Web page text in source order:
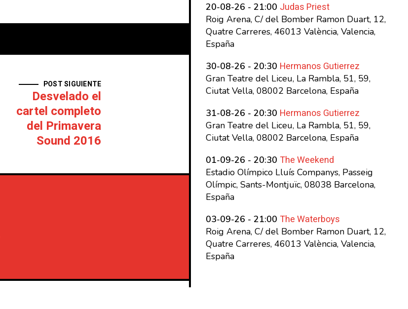
POST SIGUIENTE
Desvelado el
cartel completo
del Primavera
Sound 2016
20-08-26 - 21:00 Judas Priest
Roig Arena, C/ del Bomber Ramon Duart, 12,
Quatre Carreres, 46013 València, Valencia,
España
30-08-26 - 20:30 Hermanos Gutierrez
Gran Teatre del Liceu, La Rambla, 51, 59,
Ciutat Vella, 08002 Barcelona, España
31-08-26 - 20:30 Hermanos Gutierrez
Gran Teatre del Liceu, La Rambla, 51, 59,
Ciutat Vella, 08002 Barcelona, España
01-09-26 - 20:30 The Weekend
Estadio Olímpico Lluís Companys, Passeig
Olímpic, Sants-Montjuïc, 08038 Barcelona,
España
03-09-26 - 21:00 The Waterboys
Roig Arena, C/ del Bomber Ramon Duart, 12,
Quatre Carreres, 46013 València, Valencia,
España